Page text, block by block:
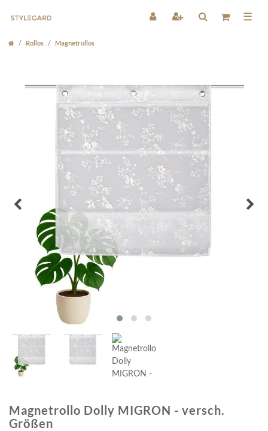
☰
Rollos Magnetrollos
Magnetrollo Dolly MIGRON - versch.
Größen